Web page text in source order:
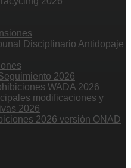
Disciplinario Antidopaje
2026
WADA 2026
modificaciones y
2026
2026 versión ONAD